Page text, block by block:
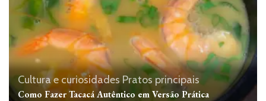
Cultura e curiosidades Pratos principais
Como Fazer Tacacá Autêntico em Versão Prática